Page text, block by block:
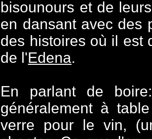
bisounours et de
en dansant avec des
des histoires où il est
de l'Edena.
En parlant de
généralement à
verre pour le vin,